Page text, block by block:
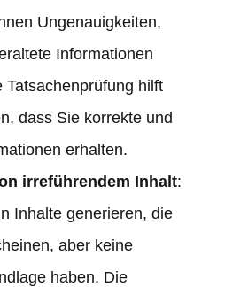
Ungenauigkeiten,
Informationen
Tatsachenprüfung hilft
dass Sie korrekte und
erhalten.
irreführendem Inhalt:
Inhalte generieren, die
aber keine
haben. Die